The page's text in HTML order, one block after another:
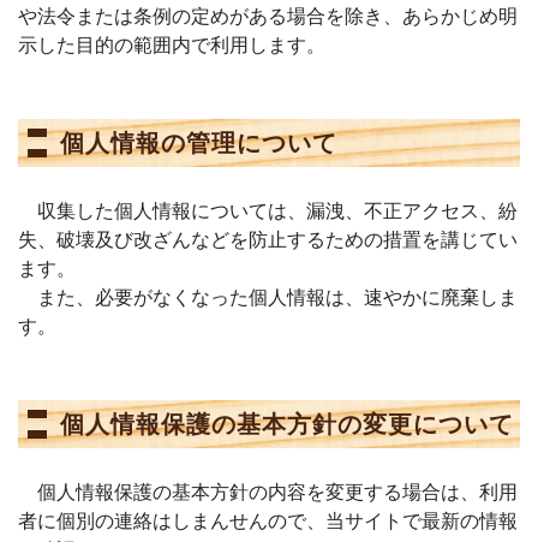
や法令または条例の定めがある場合を除き、あらかじめ明
示した目的の範囲内で利用します。
個人情報の管理について
収集した個人情報については、漏洩、不正アクセス、紛
失、破壊及び改ざんなどを防止するための措置を講じてい
ます。
また、必要がなくなった個人情報は、速やかに廃棄しま
す。
個人情報保護の基本方針の変更について
個人情報保護の基本方針の内容を変更する場合は、利用
者に個別の連絡はしまんせんので、当サイトで最新の情報